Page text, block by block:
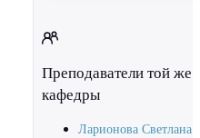
Преподаватели той же
кафедры
Ларионова Светлана